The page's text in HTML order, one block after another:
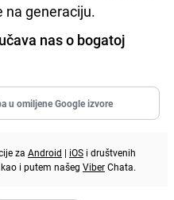
na generaciju.
nas o bogatoj
u omiljene Google izvore
za Android | iOS i društvenih
kao i putem našeg ViberChata.